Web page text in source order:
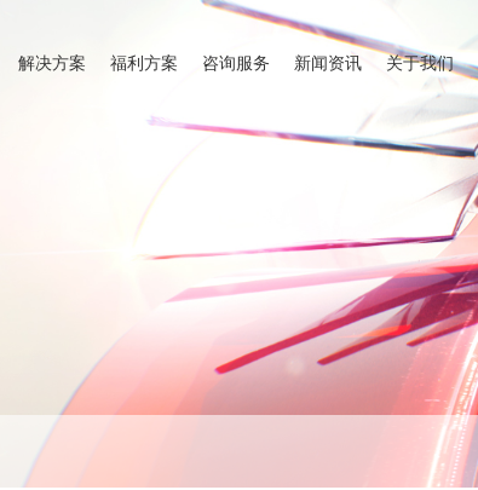
解决方案 福利方案 咨询服务 新闻资讯 关于我们